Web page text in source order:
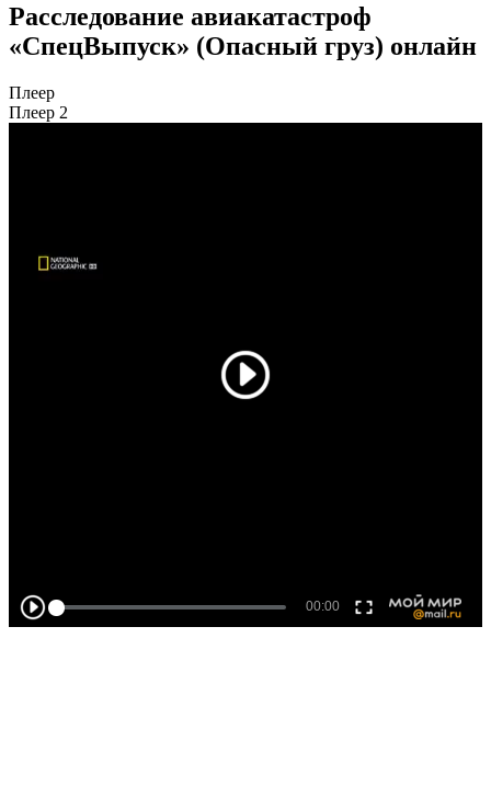
Расследование авиакатастроф
«СпецВыпуск» (Опасный груз) онлайн
Плеер
Плеер 2